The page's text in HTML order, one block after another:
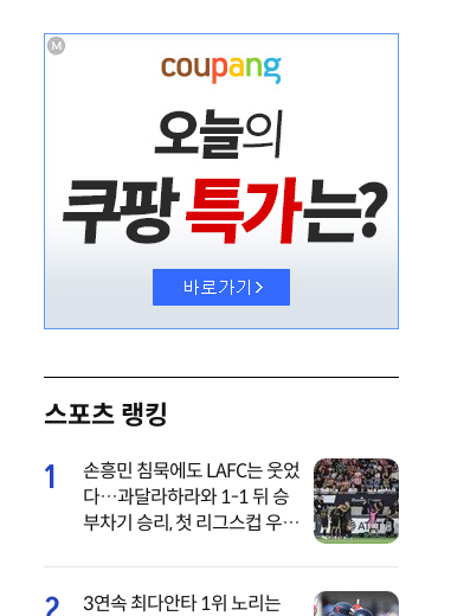
★]
스포츠 랭킹
1
손흥민 침묵에도 LAFC는 웃었
다…과달라하라와 1-1 뒤 승
부차기 승리, 첫 리그스컵 우승
3연속 최다안타 1위 노리는